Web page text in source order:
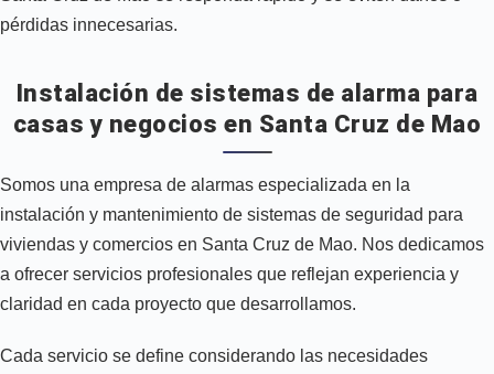
pérdidas innecesarias.
Instalación de sistemas de alarma para
casas y negocios en Santa Cruz de Mao
Somos una empresa de alarmas especializada en la
instalación y mantenimiento de sistemas de seguridad para
viviendas y comercios en Santa Cruz de Mao. Nos dedicamos
a ofrecer servicios profesionales que reflejan experiencia y
claridad en cada proyecto que desarrollamos.
Cada servicio se define considerando las necesidades